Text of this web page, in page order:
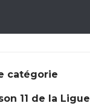
catégorie
11 de la Ligue